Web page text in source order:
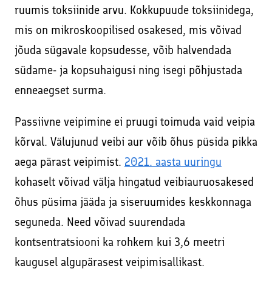
ruumis toksiinide arvu. Kokkupuude toksiinidega,
mis on mikroskoopilised osakesed, mis võivad
jõuda sügavale kopsudesse, võib halvendada
südame- ja kopsuhaigusi ning isegi põhjustada
enneaegset surma.
Passiivne veipimine ei pruugi toimuda vaid veipia
kõrval. Välujunud veibi aur võib õhus püsida pikka
aega pärast veipimist. 2021. aasta uuringu
kohaselt võivad välja hingatud veibiauruosakesed
õhus püsima jääda ja siseruumides keskkonnaga
seguneda. Need võivad suurendada
kontsentratsiooni ka rohkem kui 3,6 meetri
kaugusel algupärasest veipimisallikast.